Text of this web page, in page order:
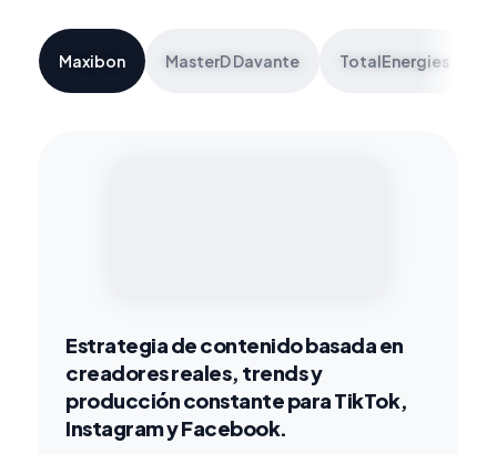
Maxibon MasterD Davante TotalEnergies
Estrategia de contenido basada en
creadores reales, trends y
producción constante para TikTok,
Instagram y Facebook.